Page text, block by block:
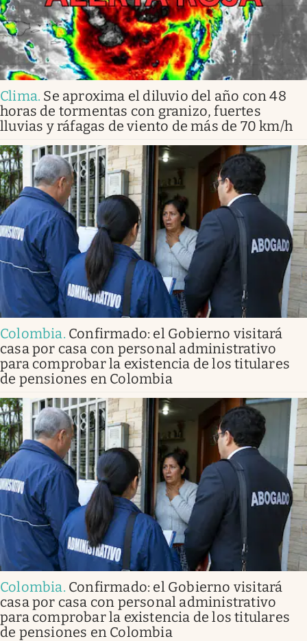
Clima. Se aproxima el diluvio del año con 48
horas de tormentas con granizo, fuertes
lluvias y ráfagas de viento de más de 70 km/h
Colombia. Confirmado: el Gobierno visitará
casa por casa con personal administrativo
para comprobar la existencia de los titulares
de pensiones en Colombia
Colombia. Confirmado: el Gobierno visitará
casa por casa con personal administrativo
para comprobar la existencia de los titulares
de pensiones en Colombia